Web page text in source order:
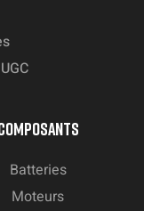
Batteries
Moteurs